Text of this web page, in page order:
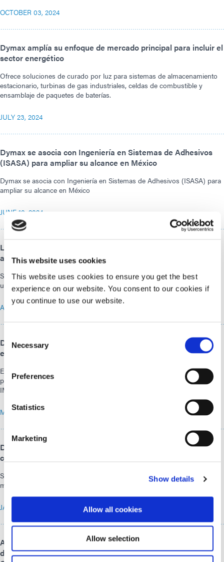
This website uses cookies
This website uses cookies to ensure you get the best
experience on our website. You consent to our cookies if
you continue to use our website.
Selection
Necessary
Preferences
Statistics
Marketing
Show details
Allow all cookies
Allow selection
OCTOBER 03, 2024
Dymax amplía su enfoque de mercado principal para incluir el
sector energético
Ofrece soluciones de curado por luz para sistemas de almacenamiento
estacionario, turbinas de gas industriales, celdas de combustible y
ensamblaje de paquetes de baterías.
JULY 23, 2024
Dymax se asocia con Ingeniería en Sistemas de Adhesivos
(ISASA) para ampliar su alcance en México
Dymax se asocia con Ingeniería en Sistemas de Adhesivos (ISASA) para
ampliar su alcance en México
JUNE 10, 2024
La estación de trabajo RotoSpense 360 de Dymax facilita la
aplicación precisa de adhesivos
Sistema operado neumáticamente que proporciona una dosificación
uniforme de material sobre sustratos cilíndricos
APRIL 23, 2024
Dymax exhibirá soluciones de curado por luz para la
electrónica actual en IPC APEX 2024
En exhibición: materiales y equipos curables con luz UV/LED diseñados
para aplicaciones de baterías y electrónica de TARJETA DE CIRCUITO
IMPRESO
MARCH 26, 2024
Dymax exhibirá tecnología de fotocurado en la feria
comercial MD&M West 2024
Se exhibirán soluciones fotocurables para el ensamblaje de dispositivo
médico
JANUARY 23, 2024
Adhesivos de curado fotopolimerizables innovadores para
dispositivos médicos: presentados por Dymax en